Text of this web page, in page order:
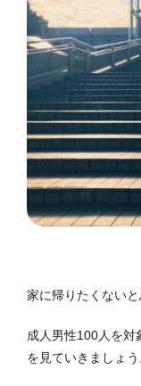
家に帰りたくない
成人男性100人を対
を見ていきましょう